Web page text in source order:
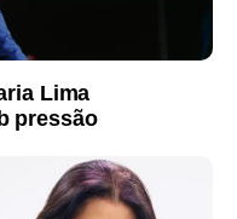
Lima
pressão